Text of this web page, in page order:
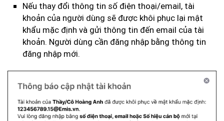
Nếu thay đổi thông tin số điện thoại/email, tài
khoản của người dùng sẽ được khôi phục lại mật
khẩu mặc định và gửi thông tin đến email của tài
khoản. Người dùng cần đăng nhập bằng thông tin
đăng nhập mới.